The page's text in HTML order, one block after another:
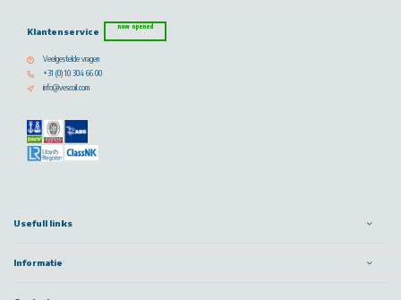
Klantenservice now opened
Veelgestelde vragen
+31 (0) 10 304 66 00
info@vescoil.com
Usefull links
Informatie